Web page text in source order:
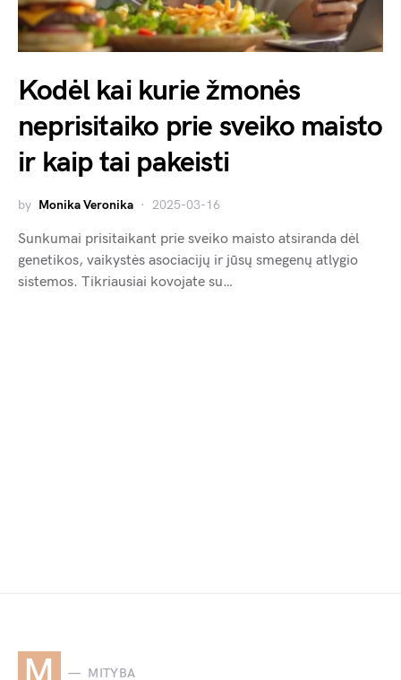
Kodėl kai kurie žmonės
neprisitaiko prie sveiko maisto
ir kaip tai pakeisti
by Monika Veronika 2025-03-16
Sunkumai prisitaikant prie sveiko maisto atsiranda dėl
genetikos, vaikystės asociacijų ir jūsų smegenų atlygio
sistemos. Tikriausiai kovojate su…
MITYBA